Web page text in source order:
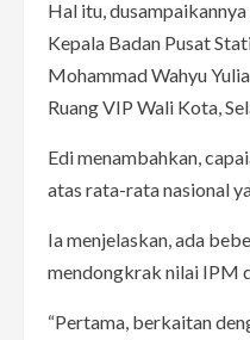
Hal itu,
Kepala Badan Pusat
Mohammad Wahyu
Ruang VIP Wali Kota,
Edi menambahkan,
atas rata-rata nasional
Ia menjelaskan, ada
mendongkrak nilai IPM
“Pertama, berkaitan